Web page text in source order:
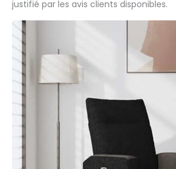
justifié par les avis clients disponibles.